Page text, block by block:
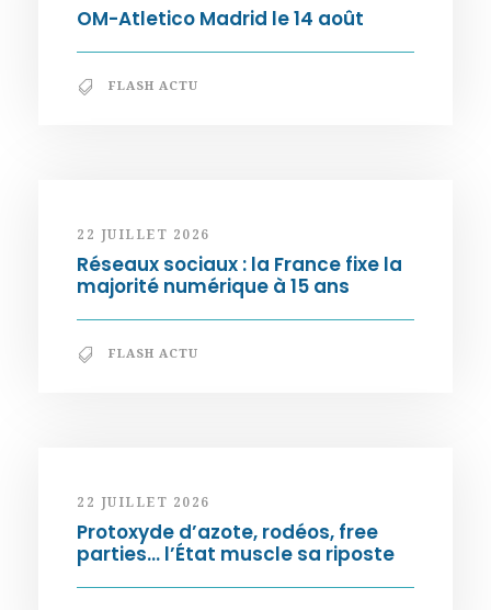
OM-Atletico Madrid le 14 août
FLASH ACTU
22 JUILLET 2026
Réseaux sociaux : la France fixe la
majorité numérique à 15 ans
FLASH ACTU
22 JUILLET 2026
Protoxyde d’azote, rodéos, free
parties… l’État muscle sa riposte